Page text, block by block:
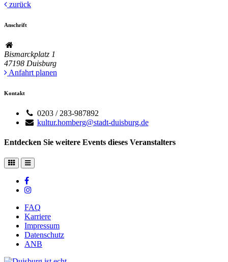
zurück
Anschrift
Bismarckplatz 1
47198 Duisburg
Anfahrt planen
Kontakt
0203 / 283-987892
kultur.homberg@stadt-duisburg.de
Entdecken Sie weitere Events dieses Veranstalters
FAQ
Karriere
Impressum
Datenschutz
ANB